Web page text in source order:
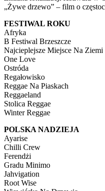
„Żywe drzewo” – film o
FESTIWAL ROKU
Afryka
B Festiwal Brzeszcze
Najcieplejsze Miejsce Na Ziemi
One Love
Ostróda
Regałowisko
Reggae Na Piaskach
Reggaeland
Stolica Reggae
Winter Reggae
POLSKA NADZIEJA
Ayarise
Chilli Crew
Ferendżi
Gradu Minimo
Jahvigation
Root Wise